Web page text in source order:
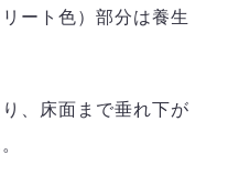
ート色）部分は養生
、床面まで垂れ下が